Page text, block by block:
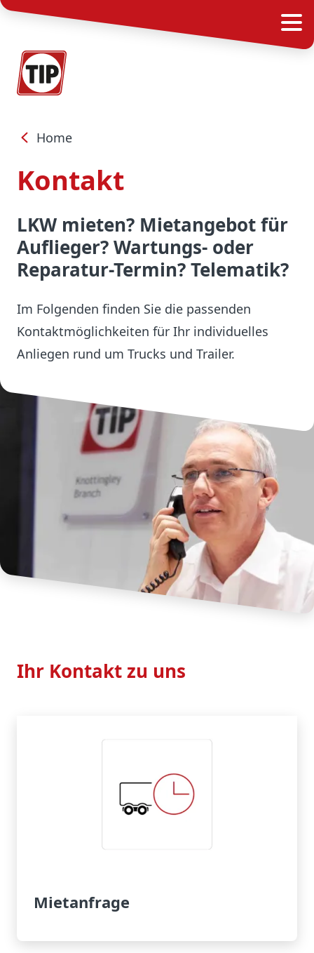
Home
Kontakt
LKW mieten? Mietangebot für
Auflieger? Wartungs- oder
Reparatur-Termin? Telematik?
Im Folgenden finden Sie die passenden
Kontaktmöglichkeiten für Ihr individuelles
Anliegen rund um Trucks und Trailer.
Ihr Kontakt zu uns
Mietanfrage